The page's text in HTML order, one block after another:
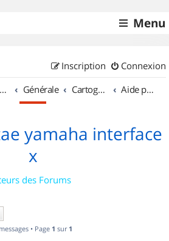
Menu
Connexion
Inscription
Accueil forum Générale Cartographie et GPS Aide pour l'achat d'un GPS
yamaha interface
x
des Forums
• Page 1 sur 1